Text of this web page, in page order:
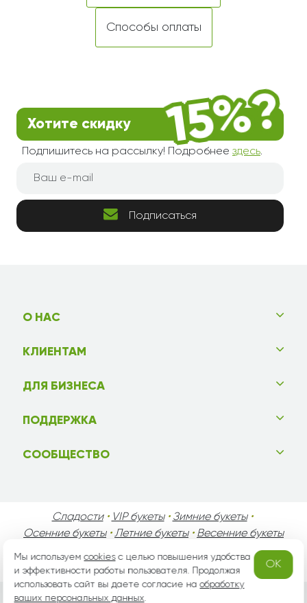
Способы оплаты
Хотите скидку
Подпишитесь на рассылку! Подробнее здесь.
Подписаться
О НАС
КЛИЕНТАМ
ДЛЯ БИЗНЕСА
ПОДДЕРЖКА
СООБЩЕСТВО
Сладости• VIP букеты• Зимние букеты•
Осенние букеты•Летние букеты• Весенние букеты
•
День Мужчин•Праздники!
Мы используемcookiesс целью повышения удобства
и эффективности работы пользователя. Продолжая
использовать сайт вы даете согласие наобработку
ваших персональных данных.
OK